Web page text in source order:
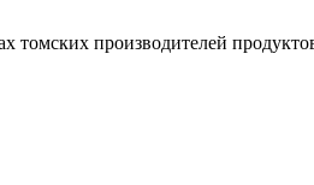
томских производителей